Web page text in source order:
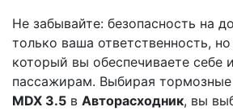
Не забывайте: безопасность на
только ваша ответственность,
который вы обеспечиваете себе
пассажирам. Выбирая
MDX 3.5 в Авторасходник, вы